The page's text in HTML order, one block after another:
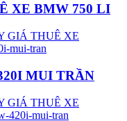
XE BMW 750 LI
GIÁ THUÊ XE
MUI TRẦN
GIÁ THUÊ XE